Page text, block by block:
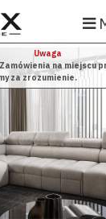
Uwaga
na miejscu
za zrozumienie.